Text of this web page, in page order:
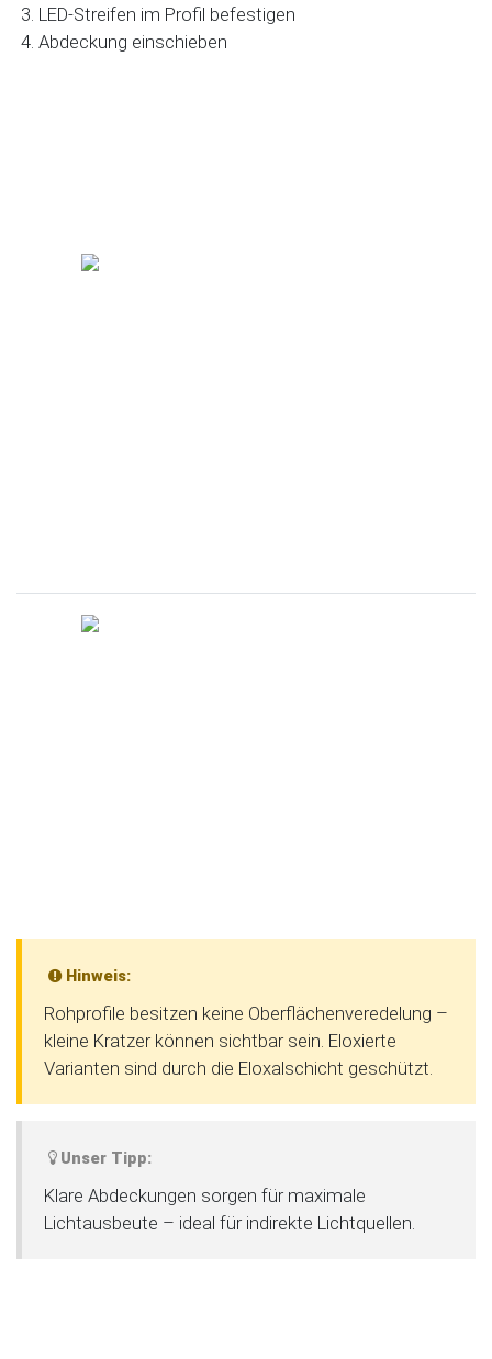
LED-Streifen im Profil befestigen
Abdeckung einschieben
Hinweis:
Rohprofile besitzen keine Oberflächenveredelung –
kleine Kratzer können sichtbar sein. Eloxierte
Varianten sind durch die Eloxalschicht geschützt.
Unser Tipp:
Klare Abdeckungen sorgen für maximale
Lichtausbeute – ideal für indirekte Lichtquellen.